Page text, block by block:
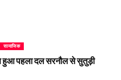
सामाजिक
हुआ पहला दल सरनौल से सुतुड़ी